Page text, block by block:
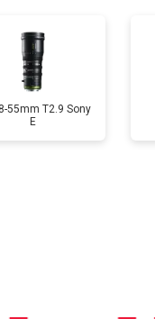
55mm T2.9 Sony
E